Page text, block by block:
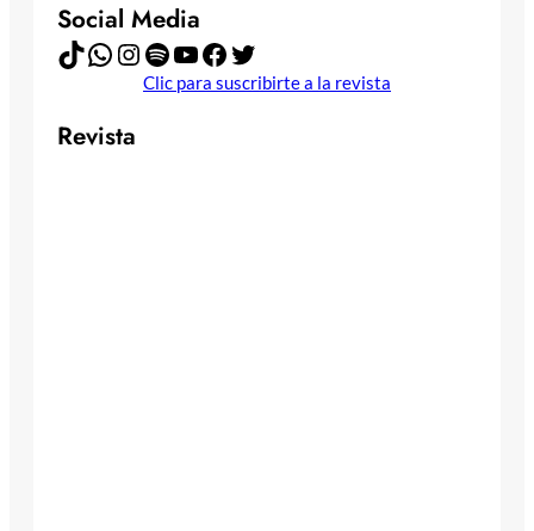
Social Media
TikTok WhatsApp Instagram Spotify YouTube Facebook Twitter
Clic para suscribirte a la revista
Revista